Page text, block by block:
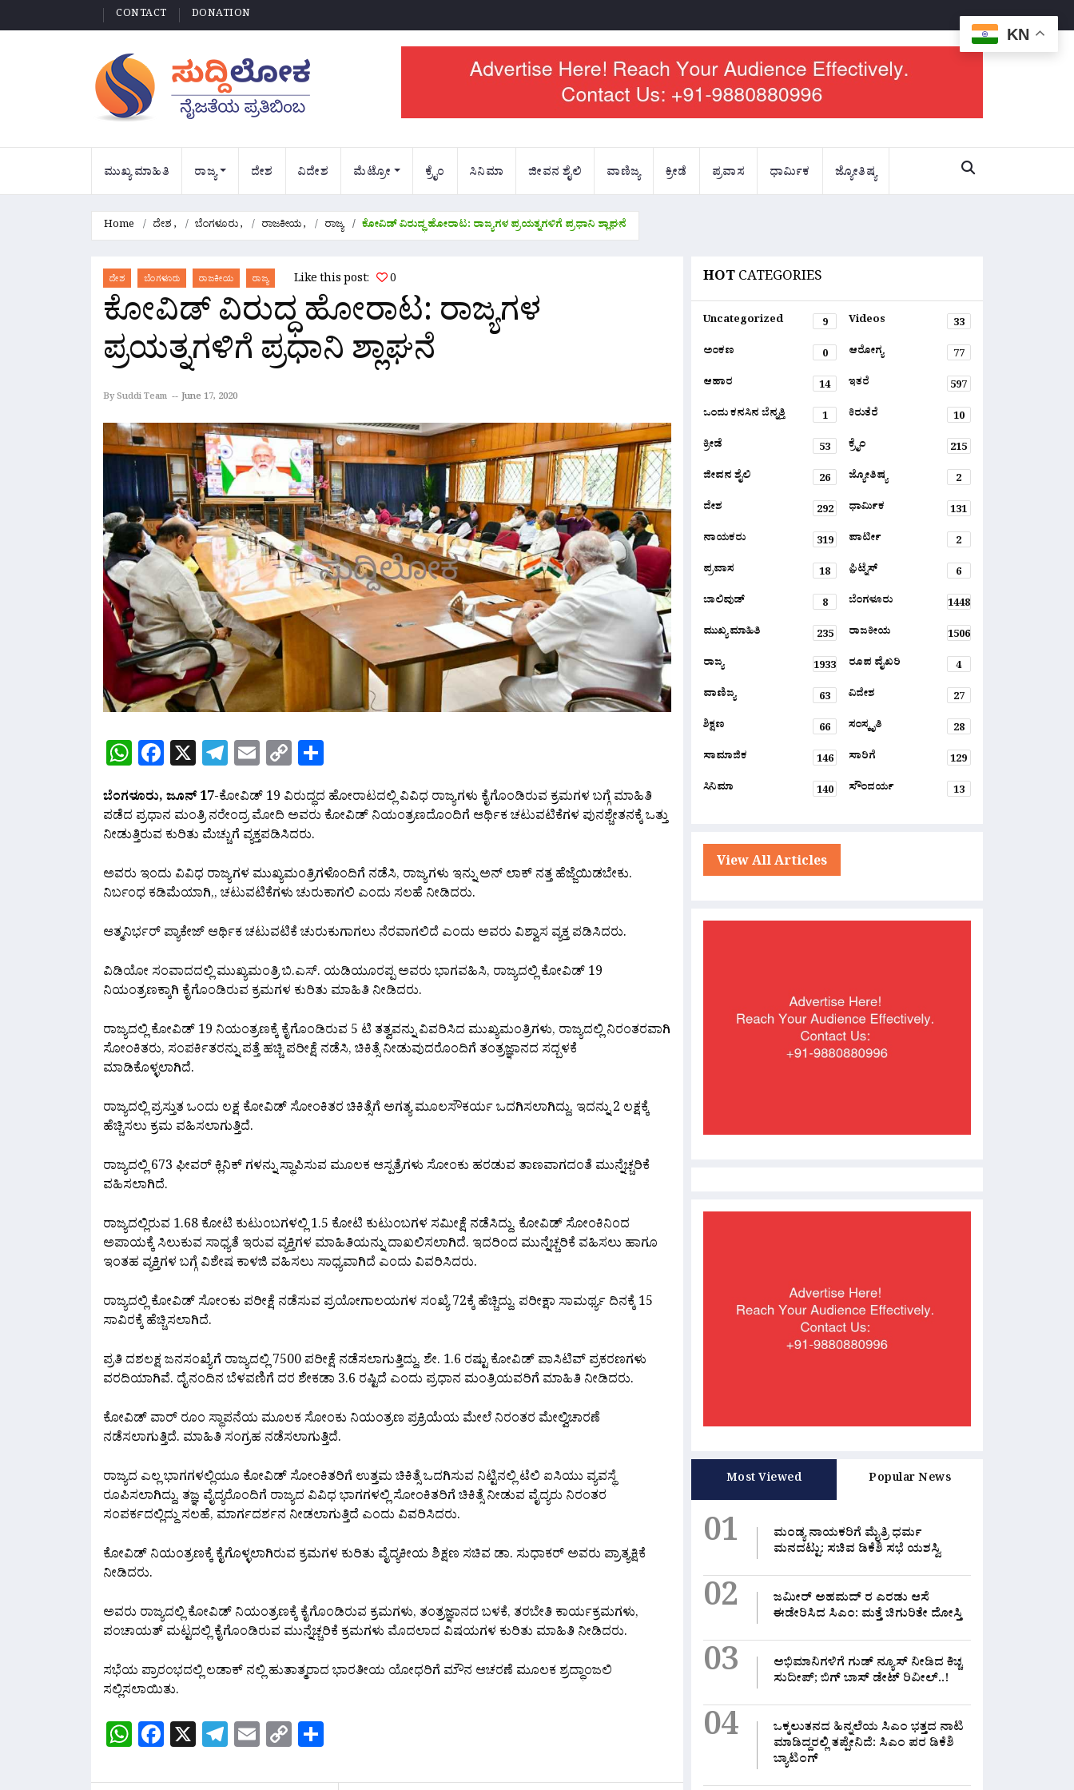
CONTACT DONATION
ಮುಖ್ಯ ಮಾಹಿತಿ ರಾಜ್ಯ ದೇಶ ವಿದೇಶ ಮೆಟ್ರೋ ಕ್ರೈಂ ಸಿನಿಮಾ ಜೀವನ ಶೈಲಿ ವಾಣಿಜ್ಯ ಕ್ರೀಡೆ ಪ್ರವಾಸ ಧಾರ್ಮಿಕ ಜ್ಯೋತಿಷ್ಯ
Home ದೇಶ, ಬೆಂಗಳೂರು, ರಾಜಕೀಯ, ರಾಜ್ಯ ಕೋವಿಡ್ ವಿರುದ್ಧ ಹೋರಾಟ: ರಾಜ್ಯಗಳ ಪ್ರಯತ್ನಗಳಿಗೆ ಪ್ರಧಾನಿ ಶ್ಲಾಘನೆ
ದೇಶ ಬೆಂಗಳೂರು ರಾಜಕೀಯ ರಾಜ್ಯ Like this post: 0
ಕೋವಿಡ್ ವಿರುದ್ಧ ಹೋರಾಟ: ರಾಜ್ಯಗಳ
ಪ್ರಯತ್ನಗಳಿಗೆ ಪ್ರಧಾನಿ ಶ್ಲಾಘನೆ
By Suddi Team June 17, 2020
WhatsApp
Facebook
X Telegram
Email
Copy
Link
ಬೆಂಗಳೂರು, ಜೂನ್ 17-ಕೋವಿಡ್ 19 ವಿರುದ್ಧದ ಹೋರಾಟದಲ್ಲಿ ವಿವಿಧ ರಾಜ್ಯಗಳು ಕೈಗೊಂಡಿರುವ ಕ್ರಮಗಳ ಬಗ್ಗೆ ಮಾಹಿತಿ
ಪಡೆದ ಪ್ರಧಾನ ಮಂತ್ರಿ ನರೇಂದ್ರ ಮೋದಿ ಅವರು ಕೋವಿಡ್ ನಿಯಂತ್ರಣದೊಂದಿಗೆ ಆರ್ಥಿಕ ಚಟುವಟಿಕೆಗಳ ಪುನಶ್ಚೇತನಕ್ಕೆ ಒತ್ತು
ನೀಡುತ್ತಿರುವ ಕುರಿತು ಮೆಚ್ಚುಗೆ ವ್ಯಕ್ತಪಡಿಸಿದರು.
ಅವರು ಇಂದು ವಿವಿಧ ರಾಜ್ಯಗಳ ಮುಖ್ಯಮಂತ್ರಿಗಳೊಂದಿಗೆ ನಡೆಸಿ, ರಾಜ್ಯಗಳು ಇನ್ನು ಅನ್ ಲಾಕ್ ನತ್ತ ಹೆಜ್ಜೆಯಿಡಬೇಕು.
ನಿರ್ಬಂಧ ಕಡಿಮೆಯಾಗಿ,, ಚಟುವಟಿಕೆಗಳು ಚುರುಕಾಗಲಿ ಎಂದು ಸಲಹೆ ನೀಡಿದರು.
ಆತ್ಮನಿರ್ಭರ್ ಪ್ಯಾಕೇಜ್ ಆರ್ಥಿಕ ಚಟುವಟಿಕೆ ಚುರುಕುಗಾಗಲು ನೆರವಾಗಲಿದೆ ಎಂದು ಅವರು ವಿಶ್ವಾಸ ವ್ಯಕ್ತ ಪಡಿಸಿದರು.
ವಿಡಿಯೋ ಸಂವಾದದಲ್ಲಿ ಮುಖ್ಯಮಂತ್ರಿ ಬಿ.ಎಸ್. ಯಡಿಯೂರಪ್ಪ ಅವರು ಭಾಗವಹಿಸಿ, ರಾಜ್ಯದಲ್ಲಿ ಕೋವಿಡ್ 19
ನಿಯಂತ್ರಣಕ್ಕಾಗಿ ಕೈಗೊಂಡಿರುವ ಕ್ರಮಗಳ ಕುರಿತು ಮಾಹಿತಿ ನೀಡಿದರು.
ರಾಜ್ಯದಲ್ಲಿ ಕೋವಿಡ್ 19 ನಿಯಂತ್ರಣಕ್ಕೆ ಕೈಗೊಂಡಿರುವ 5 ಟಿ ತತ್ವವನ್ನು ವಿವರಿಸಿದ ಮುಖ್ಯಮಂತ್ರಿಗಳು, ರಾಜ್ಯದಲ್ಲಿ ನಿರಂತರವಾಗಿ
ಸೋಂಕಿತರು, ಸಂಪರ್ಕಿತರನ್ನು ಪತ್ತೆ ಹಚ್ಚಿ ಪರೀಕ್ಷೆ ನಡೆಸಿ, ಚಿಕಿತ್ಸೆ ನೀಡುವುದರೊಂದಿಗೆ ತಂತ್ರಜ್ಞಾನದ ಸದ್ಬಳಕೆ
ಮಾಡಿಕೊಳ್ಳಲಾಗಿದೆ.
ರಾಜ್ಯದಲ್ಲಿ ಪ್ರಸ್ತುತ ಒಂದು ಲಕ್ಷ ಕೋವಿಡ್ ಸೋಂಕಿತರ ಚಿಕಿತ್ಸೆಗೆ ಅಗತ್ಯ ಮೂಲಸೌಕರ್ಯ ಒದಗಿಸಲಾಗಿದ್ದು, ಇದನ್ನು 2 ಲಕ್ಷಕ್ಕೆ
ಹೆಚ್ಚಿಸಲು ಕ್ರಮ ವಹಿಸಲಾಗುತ್ತಿದೆ.
ರಾಜ್ಯದಲ್ಲಿ 673 ಫೀವರ್ ಕ್ಲಿನಿಕ್ ಗಳನ್ನು ಸ್ಥಾಪಿಸುವ ಮೂಲಕ ಆಸ್ಪತ್ರೆಗಳು ಸೋಂಕು ಹರಡುವ ತಾಣವಾಗದಂತೆ ಮುನ್ನೆಚ್ಚರಿಕೆ
ವಹಿಸಲಾಗಿದೆ.
ರಾಜ್ಯದಲ್ಲಿರುವ 1.68 ಕೋಟಿ ಕುಟುಂಬಗಳಲ್ಲಿ 1.5 ಕೋಟಿ ಕುಟುಂಬಗಳ ಸಮೀಕ್ಷೆ ನಡೆಸಿದ್ದು, ಕೋವಿಡ್ ಸೋಂಕಿನಿಂದ
ಅಪಾಯಕ್ಕೆ ಸಿಲುಕುವ ಸಾಧ್ಯತೆ ಇರುವ ವ್ಯಕ್ತಿಗಳ ಮಾಹಿತಿಯನ್ನು ದಾಖಲಿಸಲಾಗಿದೆ. ಇದರಿಂದ ಮುನ್ನೆಚ್ಚರಿಕೆ ವಹಿಸಲು ಹಾಗೂ
ಇಂತಹ ವ್ಯಕ್ತಿಗಳ ಬಗ್ಗೆ ವಿಶೇಷ ಕಾಳಜಿ ವಹಿಸಲು ಸಾಧ್ಯವಾಗಿದೆ ಎಂದು ವಿವರಿಸಿದರು.
ರಾಜ್ಯದಲ್ಲಿ ಕೋವಿಡ್ ಸೋಂಕು ಪರೀಕ್ಷೆ ನಡೆಸುವ ಪ್ರಯೋಗಾಲಯಗಳ ಸಂಖ್ಯೆ 72ಕ್ಕೆ ಹೆಚ್ಚಿದ್ದು, ಪರೀಕ್ಷಾ ಸಾಮರ್ಥ್ಯ ದಿನಕ್ಕೆ 15
ಸಾವಿರಕ್ಕೆ ಹೆಚ್ಚಿಸಲಾಗಿದೆ.
ಪ್ರತಿ ದಶಲಕ್ಷ ಜನಸಂಖ್ಯೆಗೆ ರಾಜ್ಯದಲ್ಲಿ 7500 ಪರೀಕ್ಷೆ ನಡೆಸಲಾಗುತ್ತಿದ್ದು, ಶೇ. 1.6 ರಷ್ಟು ಕೋವಿಡ್ ಪಾಸಿಟಿವ್ ಪ್ರಕರಣಗಳು
ವರದಿಯಾಗಿವೆ. ದೈನಂದಿನ ಬೆಳವಣಿಗೆ ದರ ಶೇಕಡಾ 3.6 ರಷ್ಟಿದೆ ಎಂದು ಪ್ರಧಾನ ಮಂತ್ರಿಯವರಿಗೆ ಮಾಹಿತಿ ನೀಡಿದರು.
ಕೋವಿಡ್ ವಾರ್ ರೂಂ ಸ್ಥಾಪನೆಯ ಮೂಲಕ ಸೋಂಕು ನಿಯಂತ್ರಣ ಪ್ರಕ್ರಿಯೆಯ ಮೇಲೆ ನಿರಂತರ ಮೇಲ್ವಿಚಾರಣೆ
ನಡೆಸಲಾಗುತ್ತಿದೆ. ಮಾಹಿತಿ ಸಂಗ್ರಹ ನಡೆಸಲಾಗುತ್ತಿದೆ.
ರಾಜ್ಯದ ಎಲ್ಲ ಭಾಗಗಳಲ್ಲಿಯೂ ಕೋವಿಡ್ ಸೋಂಕಿತರಿಗೆ ಉತ್ತಮ ಚಿಕಿತ್ಸೆ ಒದಗಿಸುವ ನಿಟ್ಟಿನಲ್ಲಿ ಟೆಲಿ ಐಸಿಯು ವ್ಯವಸ್ಥೆ
ರೂಪಿಸಲಾಗಿದ್ದು, ತಜ್ಞ ವೈದ್ಯರೊಂದಿಗೆ ರಾಜ್ಯದ ವಿವಿಧ ಭಾಗಗಳಲ್ಲಿ ಸೋಂಕಿತರಿಗೆ ಚಿಕಿತ್ಸೆ ನೀಡುವ ವೈದ್ಯರು ನಿರಂತರ
ಸಂಪರ್ಕದಲ್ಲಿದ್ದು ಸಲಹೆ, ಮಾರ್ಗದರ್ಶನ ನೀಡಲಾಗುತ್ತಿದೆ ಎಂದು ವಿವರಿಸಿದರು.
ಕೋವಿಡ್ ನಿಯಂತ್ರಣಕ್ಕೆ ಕೈಗೊಳ್ಳಲಾಗಿರುವ ಕ್ರಮಗಳ ಕುರಿತು ವೈದ್ಯಕೀಯ ಶಿಕ್ಷಣ ಸಚಿವ ಡಾ. ಸುಧಾಕರ್ ಅವರು ಪ್ರಾತ್ಯಕ್ಷಿಕೆ
ನೀಡಿದರು.
ಅವರು ರಾಜ್ಯದಲ್ಲಿ ಕೋವಿಡ್ ನಿಯಂತ್ರಣಕ್ಕೆ ಕೈಗೊಂಡಿರುವ ಕ್ರಮಗಳು, ತಂತ್ರಜ್ಞಾನದ ಬಳಕೆ, ತರಬೇತಿ ಕಾರ್ಯಕ್ರಮಗಳು,
ಪಂಚಾಯತ್ ಮಟ್ಟದಲ್ಲಿ ಕೈಗೊಂಡಿರುವ ಮುನ್ನೆಚ್ಚರಿಕೆ ಕ್ರಮಗಳು ಮೊದಲಾದ ವಿಷಯಗಳ ಕುರಿತು ಮಾಹಿತಿ ನೀಡಿದರು.
ಸಭೆಯ ಪ್ರಾರಂಭದಲ್ಲಿ ಲಡಾಕ್ ನಲ್ಲಿ ಹುತಾತ್ಮರಾದ ಭಾರತೀಯ ಯೋಧರಿಗೆ ಮೌನ ಆಚರಣೆ ಮೂಲಕ ಶ್ರದ್ಧಾಂಜಲಿ
ಸಲ್ಲಿಸಲಾಯಿತು.
WhatsApp
Facebook
X Telegram
Email
Copy
Link
HOTCATEGORIES
Uncategorized 9 Videos
33
ಅಂಕಣ
0 ಆರೋಗ್ಯ
77
ಆಹಾರ
14 ಇತರೆ
597
ಒಂದು ಕನಸಿನ ಬೆನ್ನತ್ತಿ
1 ಕಿರುತೆರೆ
10
ಕ್ರೀಡೆ
53 ಕ್ರೈಂ
215
ಜೀವನ ಶೈಲಿ
26 ಜ್ಯೋತಿಷ್ಯ
2
ದೇಶ
292 ಧಾರ್ಮಿಕ
131
ನಾಯಕರು
319 ಪಾರ್ಟೀ
2
ಪ್ರವಾಸ
18 ಫ಼ಿಟ್ನೆಸ್
6
ಬಾಲಿವುಡ್
8 ಬೆಂಗಳೂರು
1448
ಮುಖ್ಯ ಮಾಹಿತಿ
235 ರಾಜಕೀಯ
1506
ರಾಜ್ಯ
1933 ರೂಪ ವೈಖರಿ
4
ವಾಣಿಜ್ಯ
63 ವಿದೇಶ
27
ಶಿಕ್ಷಣ
66 ಸಂಸ್ಕೃತಿ
28
ಸಾಮಾಜಿಕ
146 ಸಾರಿಗೆ
129
ಸಿನಿಮಾ
140 ಸೌಂದರ್ಯ 13
View All Articles
Most Viewed Popular News
01
ಮಂಡ್ಯ ನಾಯಕರಿಗೆ ಮೈತ್ರಿ ಧರ್ಮ
ಮನದಟ್ಟು: ಸಚಿವ ಡಿಕೆಶಿ ಸಭೆ ಯಶಸ್ವಿ
02
ಜಮೀರ್ ಅಹಮದ್ ರ ಎರಡು ಆಸೆ
ಈಡೇರಿಸಿದ ಸಿಎಂ: ಮತ್ತೆ ಚಿಗುರಿತೇ ದೋಸ್ತಿ
03
ಅಭಿಮಾನಿಗಳಿಗೆ ಗುಡ್ ನ್ಯೂಸ್ ನೀಡಿದ ಕಿಚ್ಚ
ಸುದೀಪ್; ಬಿಗ್ ಬಾಸ್ ಡೇಟ್ ರಿವೀಲ್..!
04
ಒಕ್ಕಲುತನದ ಹಿನ್ನಲೆಯ ಸಿಎಂ ಭತ್ತದ ನಾಟಿ
ಮಾಡಿದ್ದರಲ್ಲಿ‌ ತಪ್ಪೇನಿದೆ: ಸಿಎಂ ಪರ ಡಿಕೆಶಿ
ಬ್ಯಾಟಿಂಗ್
KN